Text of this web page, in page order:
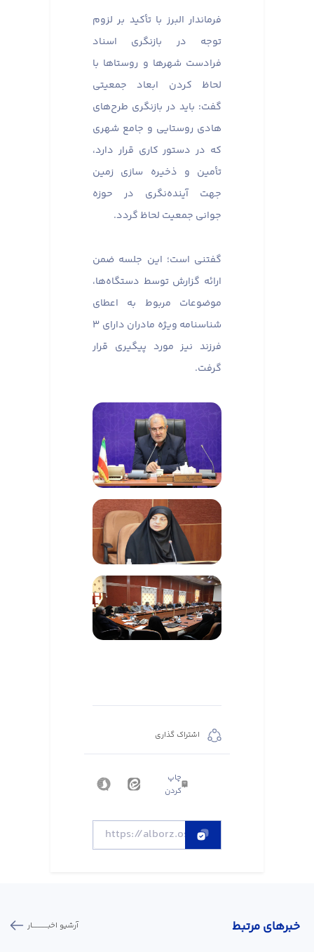
فرماندار البرز با تأکید بر لزوم
توجه در بازنگری اسناد
فرادست شهرها و روستاها با
لحاظ کردن ابعاد جمعیتی
گفت: باید در بازنگری طرح‌های
هادی روستایی و جامع شهری
که در دستور کاری قرار دارد،
تأمین و ذخیره سازی زمین
جهت آینده‌نگری در حوزه
جوانی جمعیت لحاظ گردد.
گفتنی است؛ این جلسه ضمن
ارائه گزارش توسط دستگاه‌ها،
موضوعات مربوط به اعطای
شناسنامه ویژه مادران دارای ۳
فرزند نیز مورد پیگیری قرار
گرفت.
اشتراک گذاری
چاپ
کردن
خبر‌های مرتبط آرشیو اخبـــــــــــار